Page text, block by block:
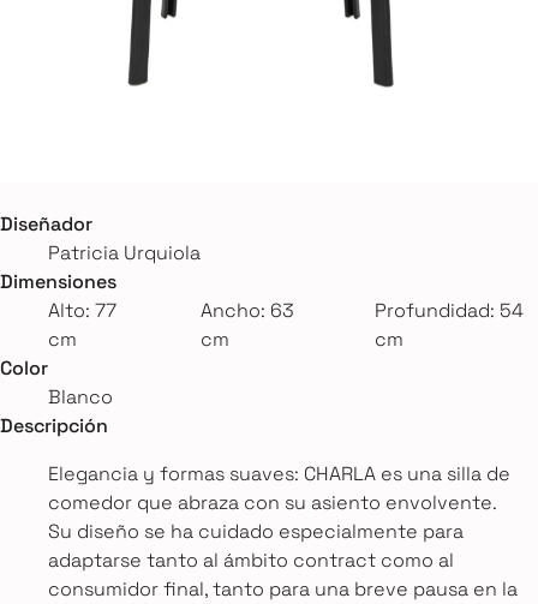
Diseñador
Patricia Urquiola
Dimensiones
Alto: 77
cm
Ancho: 63
cm
Profundidad: 54
cm
Color
Blanco
Descripción
Elegancia y formas suaves: CHARLA es una silla de
comedor que abraza con su asiento envolvente.
Su diseño se ha cuidado especialmente para
adaptarse tanto al ámbito contract como al
consumidor final, tanto para una breve pausa en la